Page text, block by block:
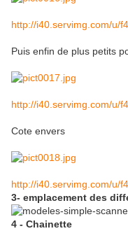
http://i40.servimg.com/u/
Puis enfin de plus petits
http://i40.servimg.com/u/
Cote envers
http://i40.servimg.com/u/
3- emplacement des
4 - Chainette